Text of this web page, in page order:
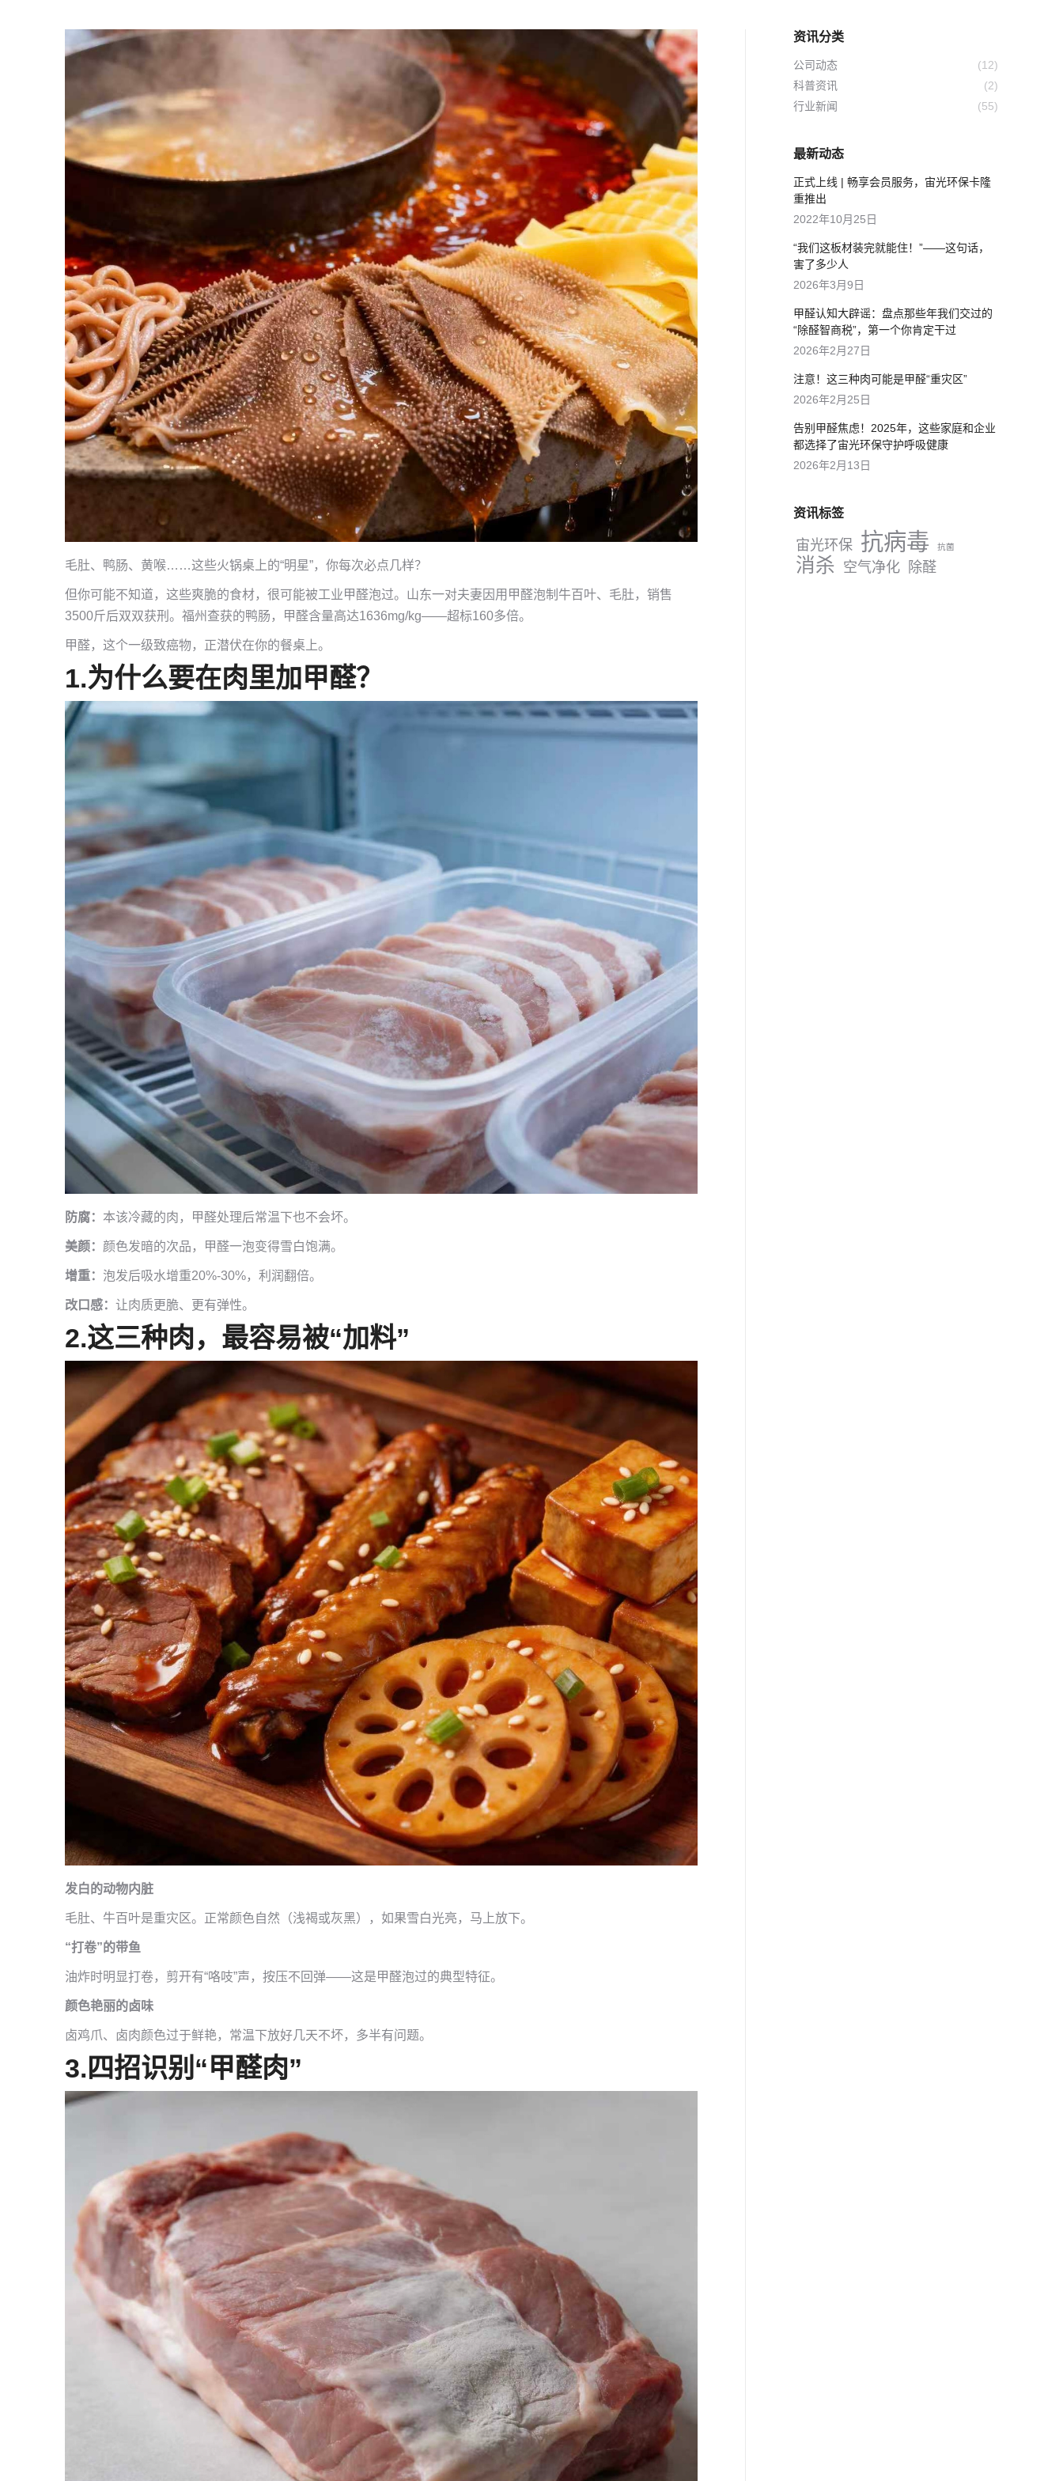
毛肚、鸭肠、黄喉……这些火锅桌上的“明星”，你每次必点几样？
但你可能不知道，这些爽脆的食材，很可能被工业甲醛泡过。山东一对夫妻因用甲醛泡制牛百叶、毛肚，销售
3500斤后双双获刑。福州查获的鸭肠，甲醛含量高达1636mg/kg——超标160多倍。
甲醛，这个一级致癌物，正潜伏在你的餐桌上。
1.为什么要在肉里加甲醛？
防腐： 本该冷藏的肉，甲醛处理后常温下也不会坏。
美颜： 颜色发暗的次品，甲醛一泡变得雪白饱满。
增重： 泡发后吸水增重20%-30%，利润翻倍。
改口感： 让肉质更脆、更有弹性。
2.这三种肉，最容易被“加料”
发白的动物内脏
毛肚、牛百叶是重灾区。正常颜色自然（浅褐或灰黑），如果雪白光亮，马上放下。
“打卷”的带鱼
油炸时明显打卷，剪开有“咯吱”声，按压不回弹——这是甲醛泡过的典型特征。
颜色艳丽的卤味
卤鸡爪、卤肉颜色过于鲜艳，常温下放好几天不坏，多半有问题。
3.四招识别“甲醛肉”
资讯分类
公司动态
(12)
科普资讯
(2)
行业新闻
(55)
最新动态
正式上线 | 畅享会员服务，宙光环保卡隆
重推出
2022年10月25日
“我们这板材装完就能住！”——这句话，
害了多少人
2026年3月9日
甲醛认知大辟谣：盘点那些年我们交过的
“除醛智商税”，第一个你肯定干过
2026年2月27日
注意！这三种肉可能是甲醛“重灾区”
2026年2月25日
告别甲醛焦虑！2025年，这些家庭和企业
都选择了宙光环保守护呼吸健康
2026年2月13日
资讯标签
宙光环保 抗病毒 抗菌
消杀 空气净化 除醛